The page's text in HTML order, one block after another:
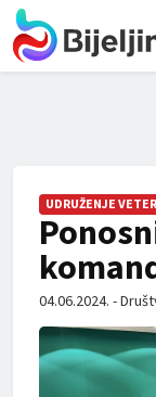
UDRUŽENJE
04.06.2024. -